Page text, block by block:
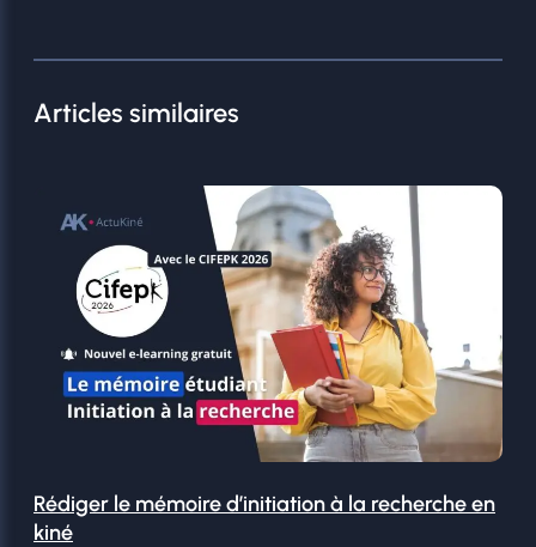
Articles similaires
Rédiger le mémoire d’initiation à la recherche en
kiné